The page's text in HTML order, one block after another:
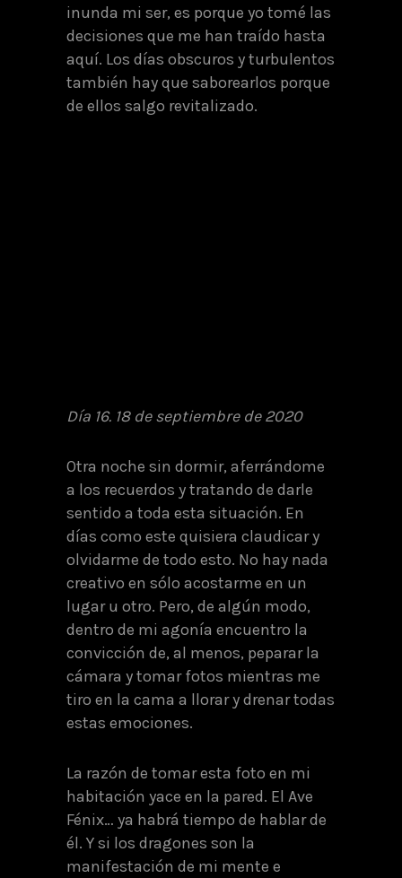
inunda mi ser, es porque yo tomé las
decisiones que me han traído hasta
aquí. Los días obscuros y turbulentos
también hay que saborearlos porque
de ellos salgo revitalizado.
Día 16. 18 de septiembre de 2020
Otra noche sin dormir, aferrándome
a los recuerdos y tratando de darle
sentido a toda esta situación. En
días como este quisiera claudicar y
olvidarme de todo esto. No hay nada
creativo en sólo acostarme en un
lugar u otro. Pero, de algún modo,
dentro de mi agonía encuentro la
convicción de, al menos, peparar la
cámara y tomar fotos mientras me
tiro en la cama a llorar y drenar todas
estas emociones.
La razón de tomar esta foto en mi
habitación yace en la pared. El Ave
Fénix… ya habrá tiempo de hablar de
él. Y si los dragones son la
manifestación de mi mente e